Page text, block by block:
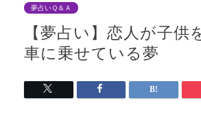
夢占いＱ＆Ａ
【夢占い】恋人が子供
車に乗せている夢